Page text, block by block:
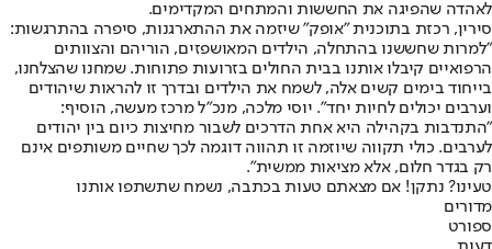
לאהדה שהפיגה את החששות והמתחים המקדימים.
סירין, רכזת בתוכנית "אופק" שיזמה את ההתארגנות, סיפרה בהתרגשות:
"למרות שחששנו בהתחלה, הילדים המאושפזים, הוריהם והצוותים
הרפואיים קיבלו אותנו בבית החולים בזרועות פתוחות. שמחנו שהצלחנו,
בייחוד בימים קשים אלה, לשמח את הילדים ובדרך זו להראות שיהודים
וערבים יכולים לחיות יחד". יוסי מלכה, מנכ"ל מרכז מעשה, הוסיף:
"התנדבות בקהילה היא אחת הדרכים לשבור מחיצות כיום בין יהודים
לערבים. כולי תקווה שיוזמה זו תהווה דוגמה לכך שחיים משותפים אינם
רק בגדר חלום, אלא מציאות ממשית".
טעינו? נתקן! אם מצאתם טעות בכתבה, נשמח שתשתפו אותנו
מדורים
ספורט